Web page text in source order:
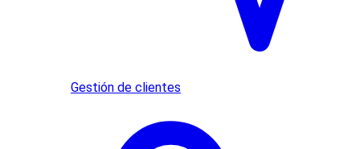
Gestión de clientes